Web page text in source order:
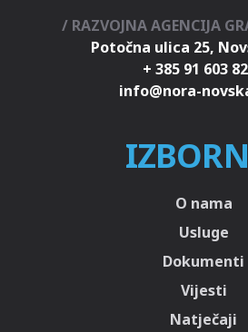
/ RAZVOJNA AGENCIJA
Potočna ulica 25,
+ 385 91 603
O nama
Usluge
Dokumenti
Vijesti
Natječaji